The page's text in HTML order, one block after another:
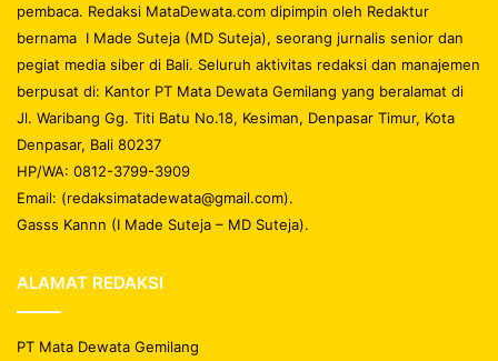
pembaca. Redaksi MataDewata.com dipimpin oleh Redaktur
bernama I Made Suteja (MD Suteja), seorang jurnalis senior dan
pegiat media siber di Bali. Seluruh aktivitas redaksi dan manajemen
berpusat di: Kantor PT Mata Dewata Gemilang yang beralamat di
Jl. Waribang Gg. Titi Batu No.18, Kesiman, Denpasar Timur, Kota
Denpasar, Bali 80237
HP/WA: 0812-3799-3909
Email: (redaksimatadewata@gmail.com).
Gasss Kannn (I Made Suteja – MD Suteja).
ALAMAT REDAKSI
PT Mata Dewata Gemilang